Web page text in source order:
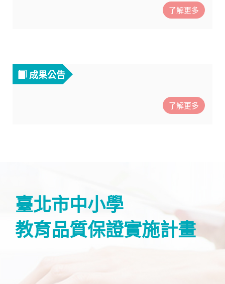
了解更多
成果公告
了解更多
臺北市中小學
教育品質保證實施計畫